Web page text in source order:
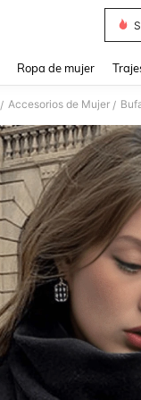
Ropa de mujer
/ Accesorios de Mujer /